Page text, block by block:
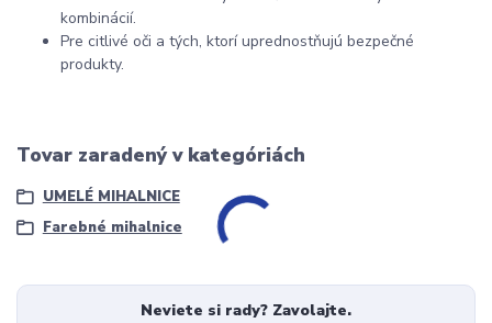
kombinácií.
Pre citlivé oči a tých, ktorí uprednostňujú bezpečné
produkty.
Tovar zaradený v kategóriách
UMELÉ MIHALNICE
Farebné mihalnice
Neviete si rady? Zavolajte.